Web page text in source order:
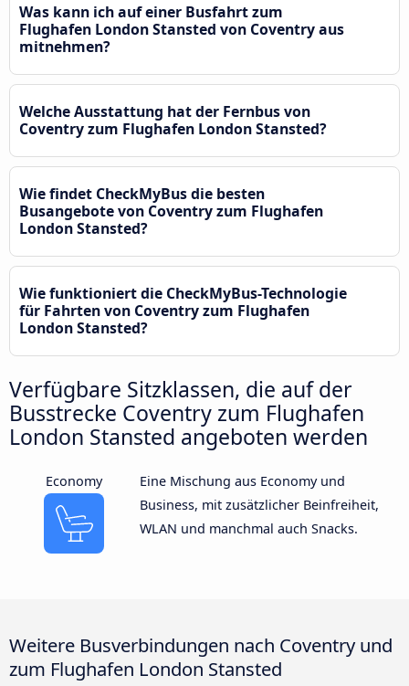
Was kann ich auf einer Busfahrt zum
Flughafen London Stansted von Coventry aus
mitnehmen?
Welche Ausstattung hat der Fernbus von
Coventry zum Flughafen London Stansted?
Wie findet CheckMyBus die besten
Busangebote von Coventry zum Flughafen
London Stansted?
Wie funktioniert die CheckMyBus-Technologie
für Fahrten von Coventry zum Flughafen
London Stansted?
Verfügbare Sitzklassen, die auf der
Busstrecke Coventry zum Flughafen
London Stansted angeboten werden
Economy
Eine Mischung aus Economy und
Business, mit zusätzlicher Beinfreiheit,
WLAN und manchmal auch Snacks.
Weitere Busverbindungen nach Coventry und
zum Flughafen London Stansted